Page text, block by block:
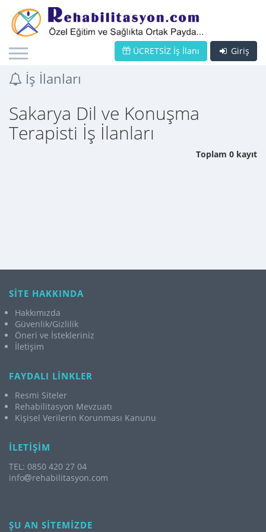
Giriş
ÜCRETSİZ İş İlanı
İş İlanları
Sakarya Dil ve Konuşma
Terapisti İş İlanları
Toplam 0 kayıt
SİTE HAKKINDA
Hakkımızda
Güvenlik/Gizlilik
Öneri ve İstekleriniz
İletişim
FAYDALI LİNKLER
Resmi Siteler
Rehabilitasyon Mevzuatı
Kişisel Verilerin Korunması Kanunu
İLETİŞİM
TEL: 0850 420 27 04
info
rehabilitasyon.com
ŞU AN SİTEMİZDE